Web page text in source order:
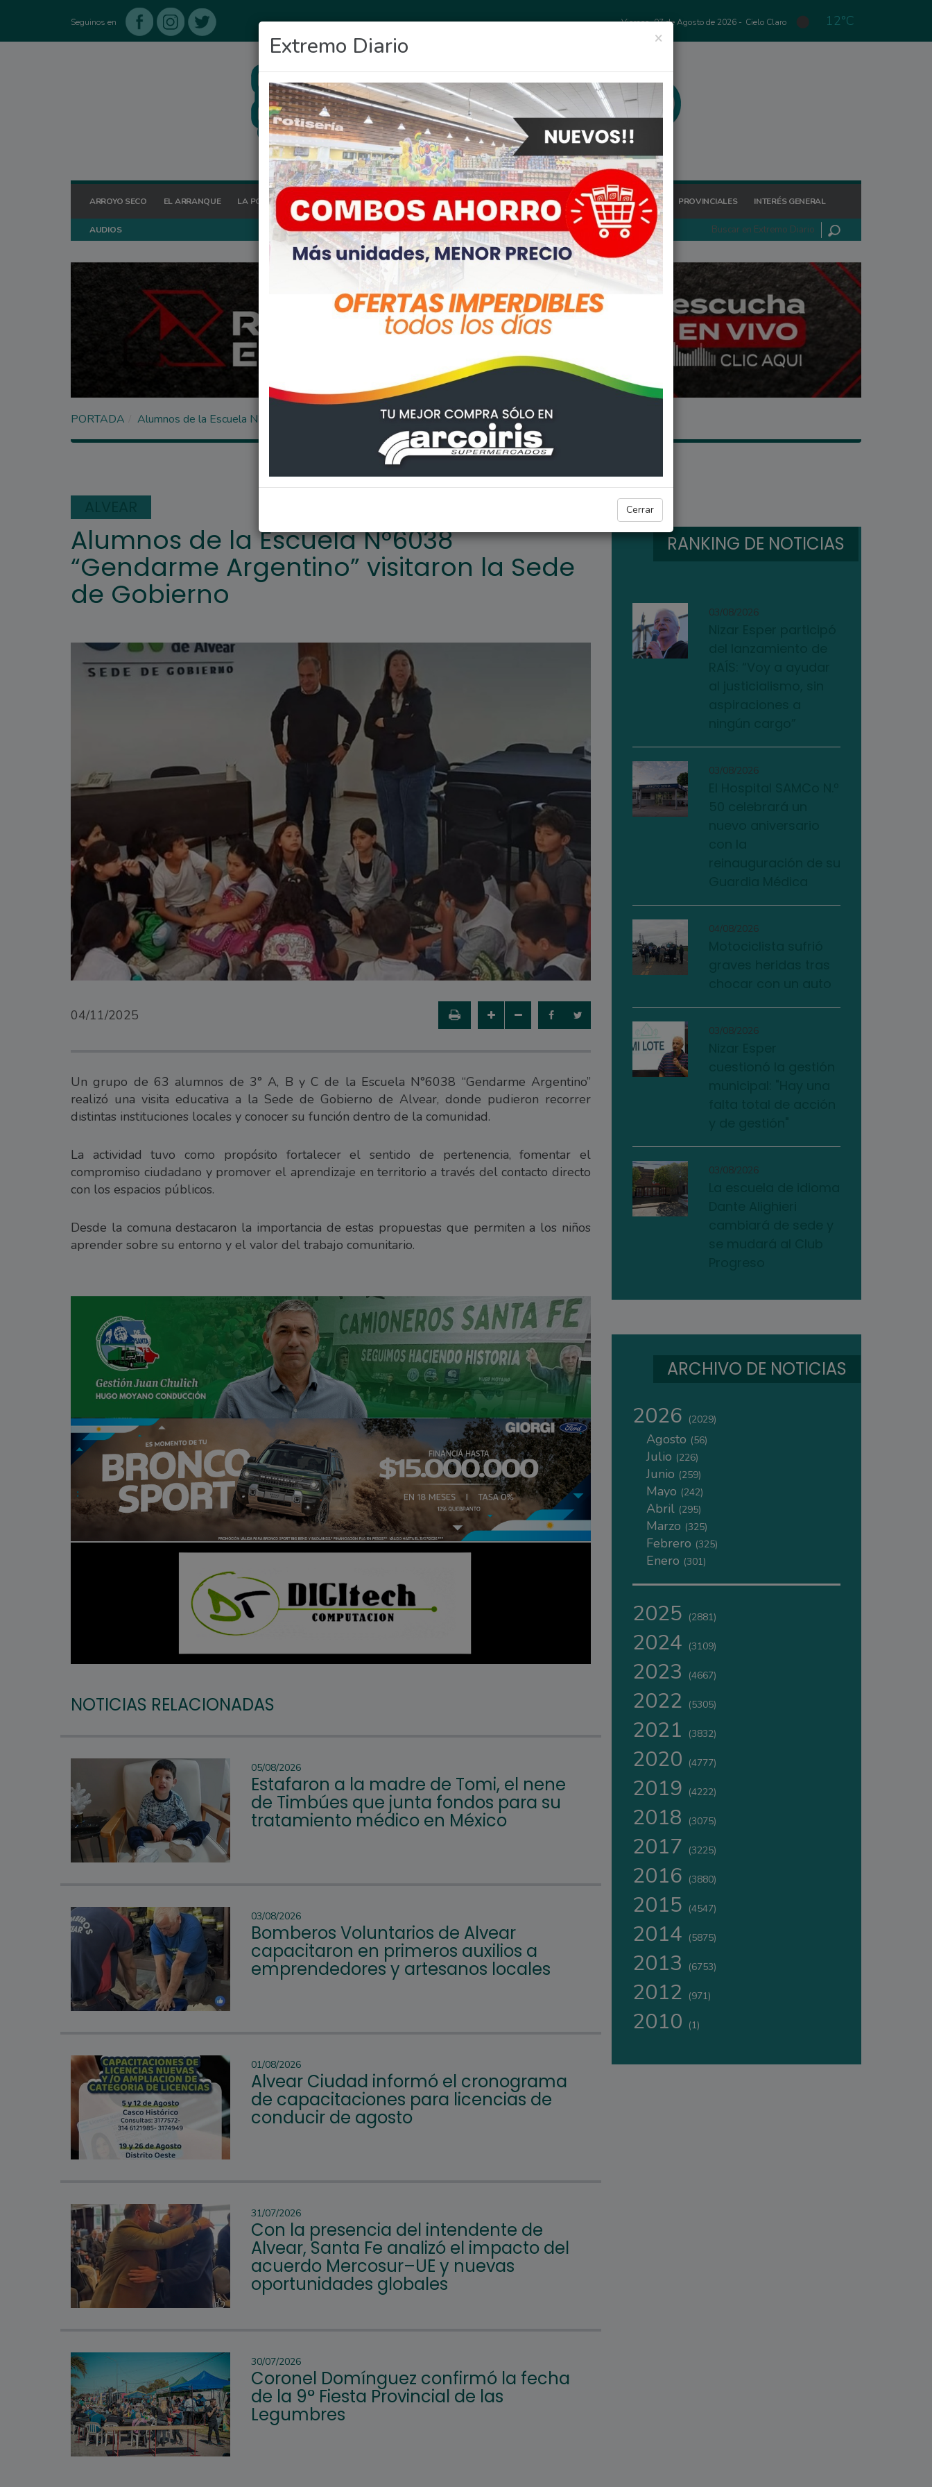
Seguinos en Viernes, 07 de Agosto de 2026 - Cielo Claro 12°C
ARROYO SECO EL ARRANQUE LA POSTA HOY OCIO DEPORTES FIGHIERA GENERAL LAGOS POLICIALES REGIONALES PROVINCIALES INTERÉS GENERAL
AUDIOS
×
Extremo Diario
Cerrar
PORTADA Alumnos de la Escuela N°6038 “Gendarme Argentino” visitaron la Sede de Gobierno
REGIONALES
Alumnos de la Escuela N°6038
“Gendarme Argentino” visitaron la Sede
de Gobierno
04/11/2025
Un grupo de 63 alumnos de 3° A, B y C de la Escuela N°6038 “Gendarme Argentino”
realizó una visita educativa a la Sede de Gobierno de Alvear, donde pudieron recorrer
distintas instituciones locales y conocer su función dentro de la comunidad.
La actividad tuvo como propósito fortalecer el sentido de pertenencia, fomentar el
compromiso ciudadano y promover el aprendizaje en territorio a través del contacto directo
con los espacios públicos.
Desde la comuna destacaron la importancia de estas propuestas que permiten a los niños
aprender sobre su entorno y el valor del trabajo comunitario.
NOTICIAS RELACIONADAS
05/08/2026
Estafaron a la madre de Tomi, el nene
de Timbúes que junta fondos para su
tratamiento médico en México
03/08/2026
Bomberos Voluntarios de Alvear
capacitaron en primeros auxilios a
emprendedores y artesanos locales
01/08/2026
Alvear Ciudad informó el cronograma
de capacitaciones para licencias de
conducir de agosto
31/07/2026
Con la presencia del intendente de
Alvear, Santa Fe analizó el impacto del
acuerdo Mercosur–UE y nuevas
oportunidades globales
30/07/2026
Coronel Domínguez confirmó la fecha
de la 9° Fiesta Provincial de las
Legumbres
RANKING DE NOTICIAS
03/08/2026
03/08/2026
04/08/2026
03/08/2026
03/08/2026
ARCHIVO DE NOTICIAS
2026 (2029)
Agosto (56)
Julio (226)
Junio (259)
Mayo (242)
Abril (295)
Marzo (325)
Febrero (325)
Enero (301)
2025 (2881)
2024 (3109)
2023 (4667)
2022 (5305)
2021 (3832)
2020 (4777)
2019 (4222)
2018 (3075)
2017 (3225)
2016 (3880)
2015 (4547)
2014 (5875)
2013 (6753)
2012 (971)
2010 (1)